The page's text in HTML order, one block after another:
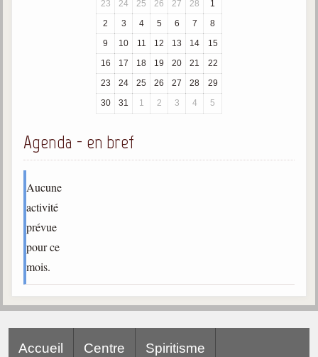
Journal trimestriel
Newsletters
Sujets du mois
Enregistrements
Powerpoints
Cours dispensés au Centre
L'Agora
Posez-nous des questions
Consultez les réponses
23
24 25 26 27 28
1
2
3 4 5 6 7
8
9
10 11 12 13 14
15
16
17 18 19 20 21
22
23
24 25 26 27 28
29
30
31 1 2 3 4 5
Agenda - en bref
Aucune
activité
prévue
pour ce
mois.
Accueil Centre Spiritisme